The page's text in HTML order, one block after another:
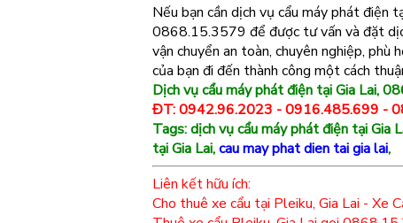
Nếu bạn cần dịch vụ cẩu máy phát điện
0868.15.3579 để được tư vấn và đặt
vận chuyển an toàn, chuyên nghiệp, phù
của bạn đi đến thành công một cách
Dịch vụ cẩu máy phát điện tại Gia Lai,
ĐT: 0942.96.2023 - 0916.485.699 -
Tags: dịch vụ cẩu máy phát điện tại Gia
tại Gia Lai,cau may phat dien tai gia lai,
Liên kết hữu ích:
Cho thuê xe cẩu tại Pleiku, Gia Lai - Xe